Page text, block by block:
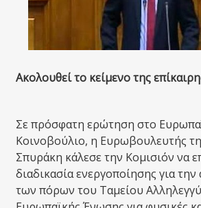
Ακολουθεί το κείμενο της
Σε πρόσφατη ερώτηση στο
Κοινοβούλιο, η Ευρωβουλευτής
Σπυράκη κάλεσε την Κομισιόν να
διαδικασία ενεργοποίησης για
των πόρων του Ταμείου